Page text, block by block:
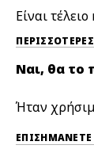
Είναι
Ναι, θα το
Ήταν